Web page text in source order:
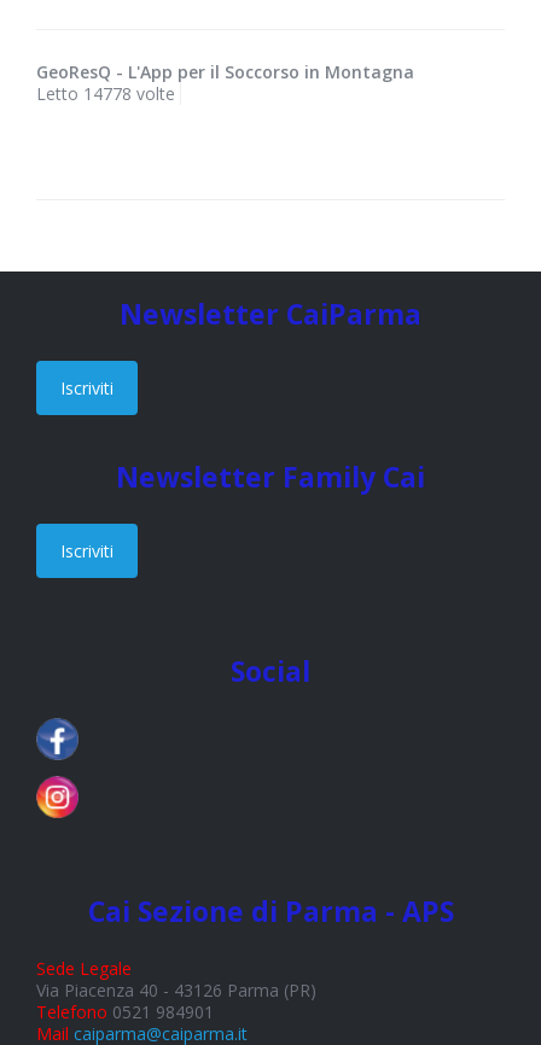
GeoResQ - L'App per il Soccorso in Montagna
Letto 14778 volte
Newsletter CaiParma
Iscriviti
Newsletter Family Cai
Iscriviti
Social
Cai Sezione di Parma - APS
Sede Legale
Via Piacenza 40 - 43126 Parma (PR)
Telefono 0521 984901
Mail caiparma@caiparma.it